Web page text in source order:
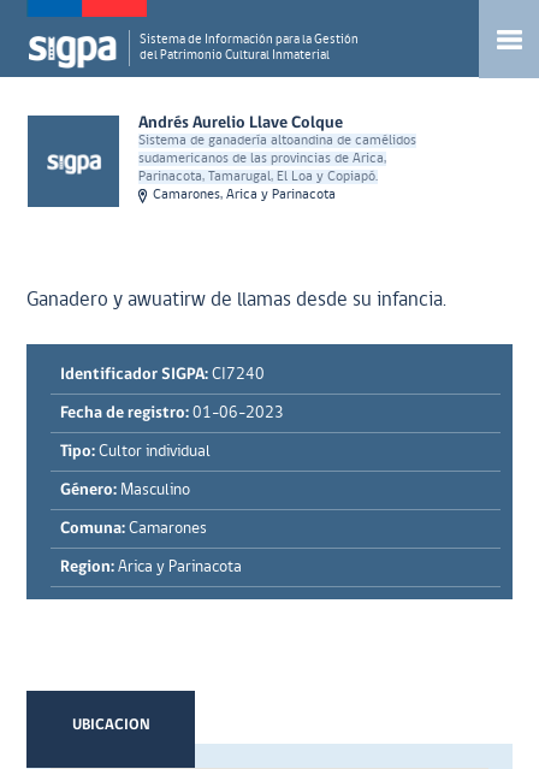
Sistema de Información para la Gestión
del Patrimonio Cultural Inmaterial
Andrés Aurelio Llave Colque
Sistema de ganadería altoandina de camélidos
sudamericanos de las provincias de Arica,
Parinacota, Tamarugal, El Loa y Copiapó.
Camarones, Arica y Parinacota
Ganadero y awuatirw de llamas desde su infancia.
Identificador SIGPA: CI7240
Fecha de registro: 01-06-2023
Tipo: Cultor individual
Género: Masculino
Comuna: Camarones
Region: Arica y Parinacota
UBICACION